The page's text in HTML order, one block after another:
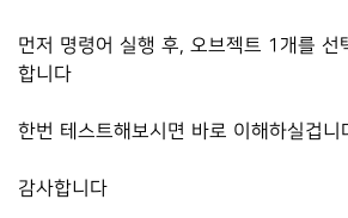
먼저 명령어 실행 후, 오브젝트 1개를 선
합니다
한번 테스트해보시면 바로 이해하실겁니
감사합니다